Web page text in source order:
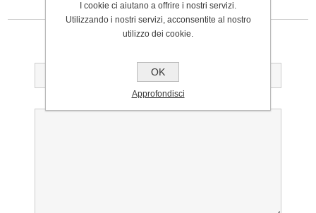
SCRIVI UNA RECENSIONE
Solo gli utenti registrati possono scrivere recensioni
Testo della recensione:
I cookie ci aiutano a offrire i nostri servizi.
Utilizzando i nostri servizi, acconsentite al nostro
utilizzo dei cookie.
OK
Approfondisci